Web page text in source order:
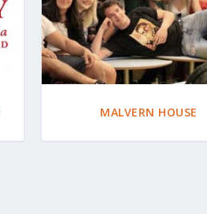
MALVERN HOUSE